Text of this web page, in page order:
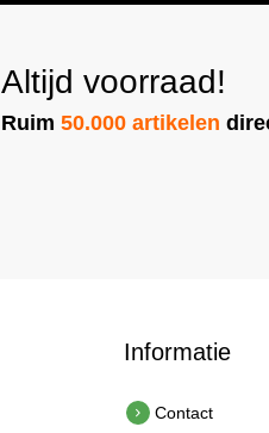
Altijd voorraad!
Ruim50.000 artikelen
Informatie
Contact